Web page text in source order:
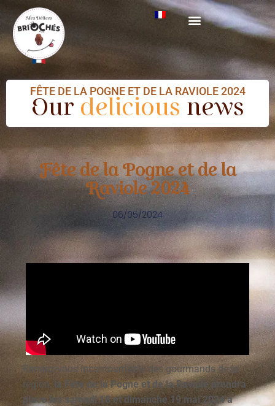
FÊTE DE LA POGNE ET DE LA RAVIOLE 2024
Our delicious news
Fête de la Pogne et de la
Raviole 2024
06/05/2024
Rendez-vous incontournable des gourmands de la
région, la Fête de la Pogne et de la Raviole prendra
place les samedi 18 et dimanche 19 mai 2024 à